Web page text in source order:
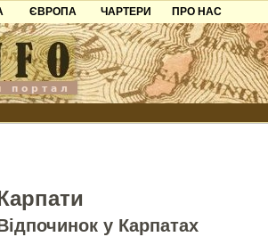
ЄВРОПА
Чорногорія
Хорватія
Болгарія
ЧАРТЕРИ
ПРО НАС
Контакти
Партнерам
Додати готель
у Карпатах